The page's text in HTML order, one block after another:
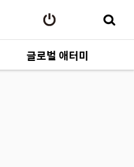
글로벌 애터미